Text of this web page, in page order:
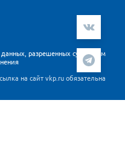
разрешенных субъектом
на сайт vkp.ru обязательна